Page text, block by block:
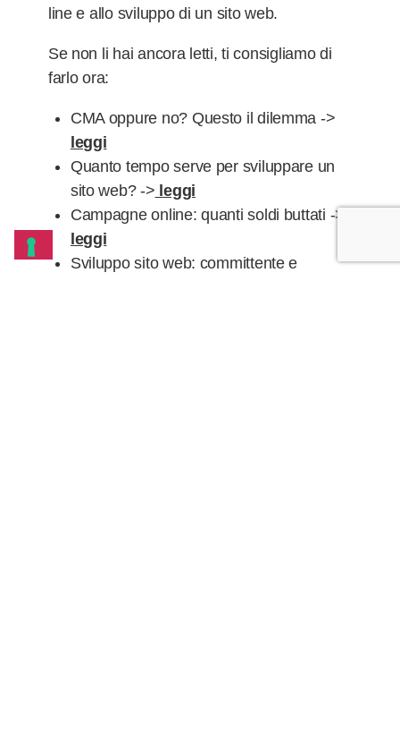
line e allo sviluppo di un sito web.
Se non li hai ancora letti, ti consigliamo di
farlo ora:
CMA oppure no? Questo il dilemma ->
leggi
Quanto tempo serve per sviluppare un
sito web? -> leggi
Campagne online: quanti soldi buttati ->
leggi
Sviluppo sito web: committente e